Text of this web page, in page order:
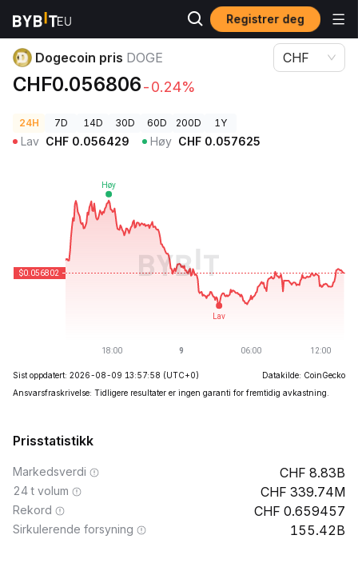
Registrer deg
Kryptopriser
Dogecoin pris DOGE
CHF0.056806-0.24%
CHF
24H 7D 14D 30D 60D 200D 1Y
Lav CHF 0.056429 Høy CHF 0.057625
Sist oppdatert: 2026-08-09 13:57:58 (UTC+0)
Datakilde: CoinGecko
Ansvarsfraskrivelse: Tidligere resultater er ingen garanti for fremtidig avkastning.
Prisstatistikk
Markedsverdi 8.83B
24 t volum 339.74M
Rekord 0.659457
Sirkulerende forsyning 155.42B